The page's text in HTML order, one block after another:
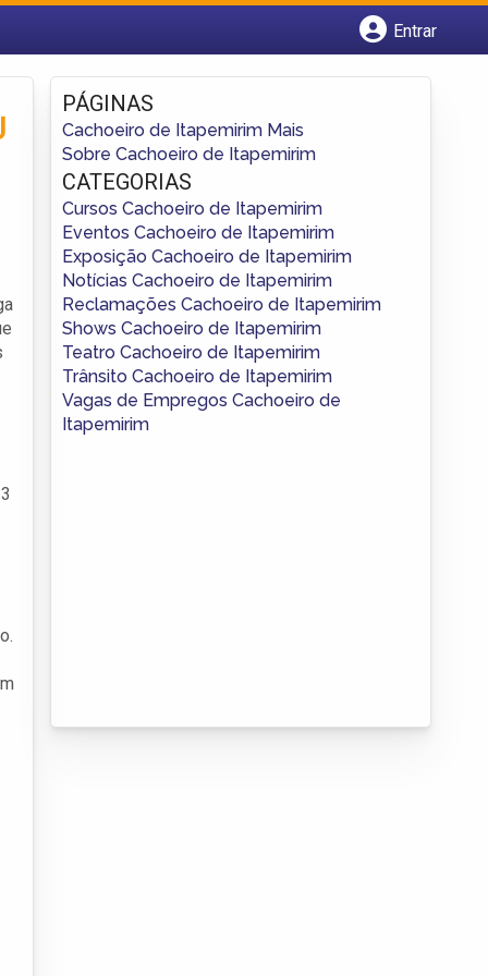
Entrar
Fazer login
Criar conta
PÁGINAS
Cachoeiro de Itapemirim Mais
Sobre Cachoeiro de Itapemirim
CATEGORIAS
Cursos Cachoeiro de Itapemirim
Eventos Cachoeiro de Itapemirim
Exposição Cachoeiro de Itapemirim
Notícias Cachoeiro de Itapemirim
Reclamações Cachoeiro de Itapemirim
Shows Cachoeiro de Itapemirim
Teatro Cachoeiro de Itapemirim
Trânsito Cachoeiro de Itapemirim
Vagas de Empregos Cachoeiro de
Itapemirim